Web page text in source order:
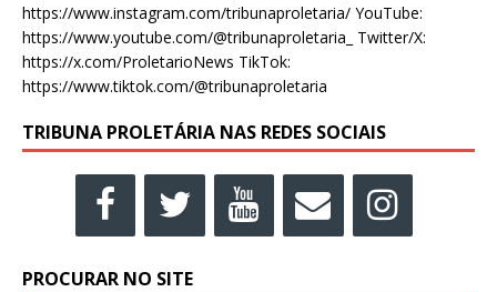
https://www.instagram.com/tribunaproletaria/ YouTube:
https://www.youtube.com/@tribunaproletaria_ Twitter/X:
https://x.com/ProletarioNews TikTok:
https://www.tiktok.com/@tribunaproletaria
TRIBUNA PROLETÁRIA NAS REDES SOCIAIS
PROCURAR NO SITE